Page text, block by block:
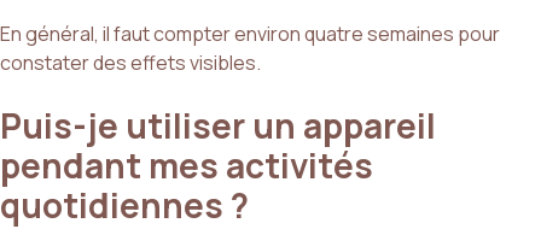
En général, il faut compter environ quatre semaines pour
constater des effets visibles.
Puis-je utiliser un appareil
pendant mes activités
quotidiennes ?